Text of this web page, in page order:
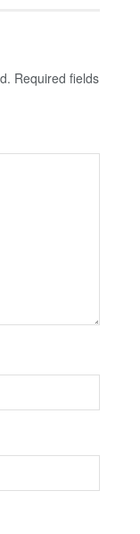
Required fields